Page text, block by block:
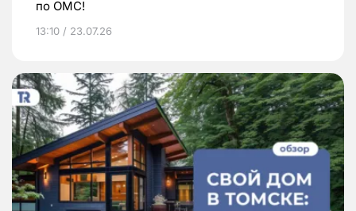
по ОМС!
13:10 / 23.07.26